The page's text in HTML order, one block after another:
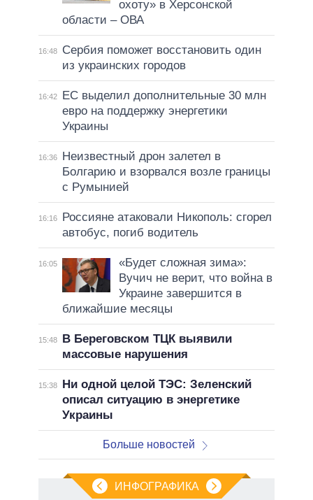
охоту» в Херсонской
области – ОВА
16:48
Сербия поможет восстановить один
из украинских городов
16:42
ЕС выделил дополнительные 30 млн
евро на поддержку энергетики
Украины
16:36
Неизвестный дрон залетел в
Болгарию и взорвался возле границы
с Румынией
16:16
Россияне атаковали Никополь: сгорел
автобус, погиб водитель
16:05
«Будет сложная зима»:
Вучич не верит, что война в
Украине завершится в
ближайшие месяцы
15:48
В Береговском ТЦК выявили
массовые нарушения
15:38
Ни одной целой ТЭС: Зеленский
описал ситуацию в энергетике
Украины
Больше новостей
ИНФОГРАФИКА